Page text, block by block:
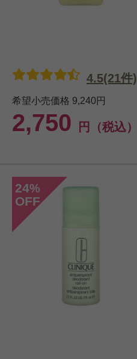
希望小売価格 9,240円
2,750 円（税込）
4.5(21件)
24%
OFF